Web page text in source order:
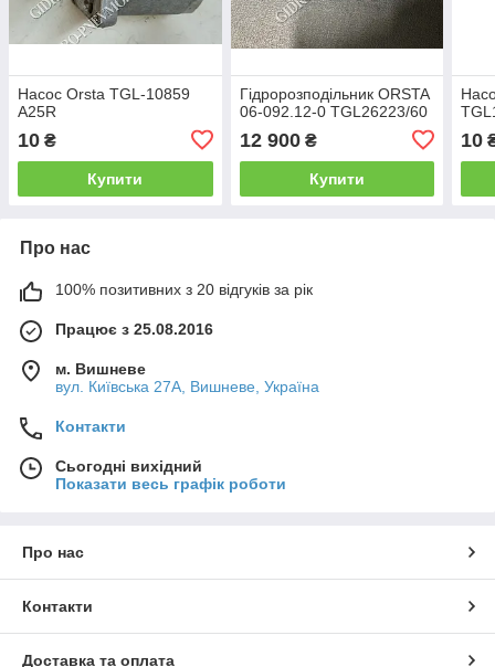
Насос Orsta TGL-10859
A25R
10 ₴
Купити
Гідророзподільник ORSTA
06-092.12-0 TGL26223/60
12 900₴
Купити
10
Про нас
100% позитивних з 20 відгуків за рік
Працює з 25.08.2016
м. Вишневе
вул. Київська 27А, Вишневе, Україна
Контакти
Сьогодні вихідний
Показати весь графік роботи
Про нас
Контакти
Доставка та оплата